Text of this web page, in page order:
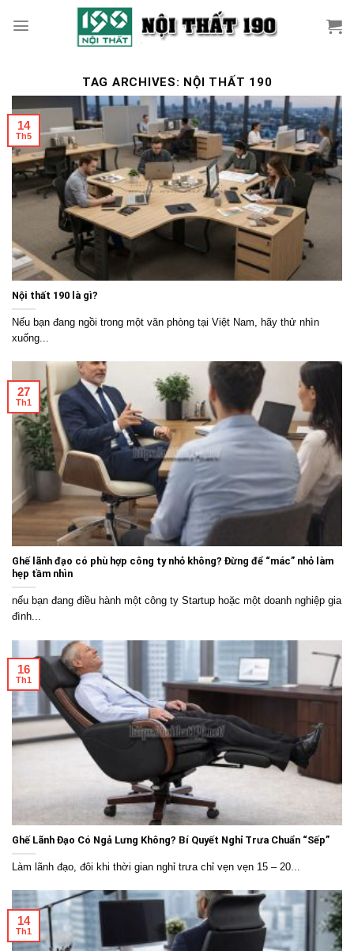
TAG ARCHIVES: NỘI THẤT 190
Nội thất 190 là gì?
Nếu bạn đang ngồi trong một văn phòng tại Việt Nam, hãy thử nhìn
xuống...
14
Th5
Ghế lãnh đạo có phù hợp công ty nhỏ không? Đừng để “mác” nhỏ làm
hẹp tầm nhìn
nếu bạn đang điều hành một công ty Startup hoặc một doanh nghiệp gia
đình...
27
Th1
Ghế Lãnh Đạo Có Ngả Lưng Không? Bí Quyết Nghỉ Trưa Chuẩn “Sếp”
Làm lãnh đạo, đôi khi thời gian nghỉ trưa chỉ vẹn vẹn 15 – 20...
16
Th1
14
Th1